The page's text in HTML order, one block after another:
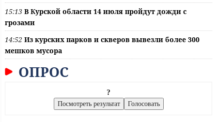
15:13 В Курской области 14 июля пройдут дожди с
грозами
14:52 Из курских парков и скверов вывезли более 300
мешков мусора
ОПРОС
?